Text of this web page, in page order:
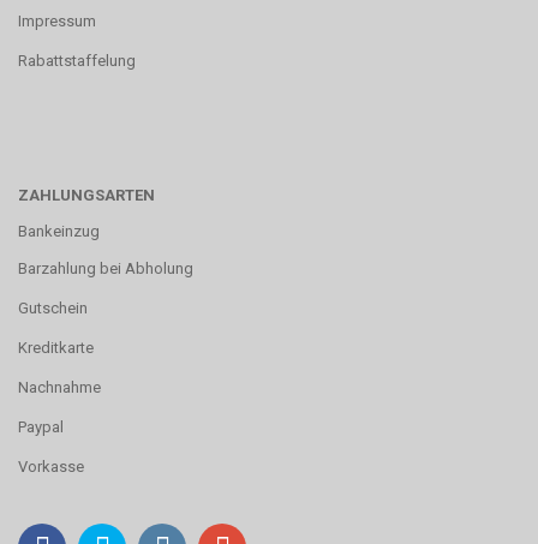
Impressum
Rabattstaffelung
ZAHLUNGSARTEN
Bankeinzug
Barzahlung bei Abholung
Gutschein
Kreditkarte
Nachnahme
Paypal
Vorkasse